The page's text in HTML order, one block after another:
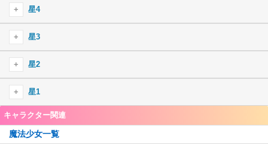
星4
星4火
御園かりん
十咎ももこ
佐倉杏子
眞尾ひみか
天乃鈴音
星4水
水波レナ
静海このは
美樹さやか
星4木
巴マミ
ホーリーマミ
星4光
アルティメットまどか
星3
星3火
綾野梨花
ウワサの鶴乃
江利あいみ
星3水
詩音千里
竜城明日香
星3木
秋野かえで
星2
由比鶴乃
胡桃まなか
三栗あやめ
星1
環いろは
黒(匿名希望)
キャラクター関連
魔法少女一覧